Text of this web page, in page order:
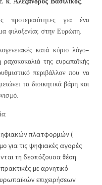
προτεραιότητες για ένα
φιλοξενίας στην Ευρώπη.
κατά κύριο λόγο-
ραχοκοκαλιά της ευρωπαϊκής
περιβάλλον που να
τα διοικητικά βάρη και
πλατφορμών (
για τις ψηφιακές αγορές
τη δεσπόζουσα θέση
με αρνητικό
επιχειρήσεων